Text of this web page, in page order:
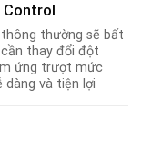
Control
thường sẽ bất
thay đổi đột
ứng trượt mức
và tiện lợi